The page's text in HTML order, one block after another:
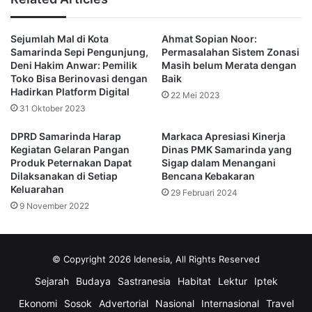
Daerah (APBD) kota Samarinda dapat meningkat.
“Karena melihat tren kenaikan APBD kita setiap tahun akan
meningkat, semoga saja itu berjalan konsisten dan bisa
memenuhi harapan masyarakat,” pungkasnya.
(Adv/DPRD Samarinda)
APBD DPRD Samarinda Markaca
Sejumlah Mal di Kota
Samarinda Sepi Pengunjung,
Deni Hakim Anwar: Pemilik
Toko Bisa Berinovasi dengan
Hadirkan Platform Digital
31 Oktober 2023
Ahmat Sopian Noor:
Permasalahan Sistem Zonasi
Masih belum Merata dengan
Baik
22 Mei 2023
DPRD Samarinda Harap
Kegiatan Gelaran Pangan
Produk Peternakan Dapat
Dilaksanakan di Setiap
Keluarahan
9 November 2022
Markaca Apresiasi Kinerja
Dinas PMK Samarinda yang
Sigap dalam Menangani
Bencana Kebakaran
29 Februari 2024
© Copyright 2026 Idenesia, All Rights Reserved
Sejarah Budaya Sastranesia Habitat Lektur
Iptek
Ekonomi
Sosok Advertorial Nasional Internasional Travel